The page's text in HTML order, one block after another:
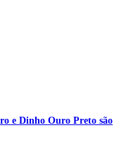
e Dinho Ouro Preto são